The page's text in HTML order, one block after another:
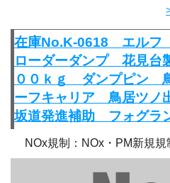
在庫No.K-0618 エル
ローダーダンプ 花見
００ｋｇ ダンプピン
ーフキャリア 鳥居ツ
坂道発進補助 フォグラ
NOx規制：NOx・PM新規規